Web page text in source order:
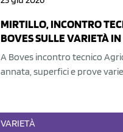
MIRTILLO, INCONTRO
BOVES SULLE VARIETÀ
A Boves incontro tecnico
annata, superfici e prove
VARIETÀ